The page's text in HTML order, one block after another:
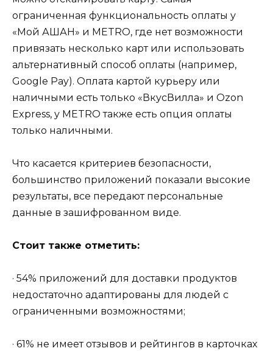
ограниченная функциональность оплаты у
«Мой АШАН» и METRO, где нет возможности
привязать несколько карт или использовать
альтернативный способ оплаты (например,
Google Pay). Оплата картой курьеру или
наличными есть только «ВкусВилла» и Ozon
Express, у METRO также есть опция оплаты
только наличными.
Что касается критериев безопасности,
большинство приложений показали высокие
результаты, все передают персональные
данные в зашифрованном виде.
Стоит также отметить:
· 54% приложений для доставки продуктов
недостаточно адаптированы для людей с
ограниченными возможностями;
· 61% не имеет отзывов и рейтингов в карточках